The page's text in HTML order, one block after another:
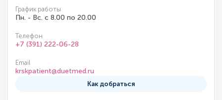
График работы
Пн. - Вс. с 8.00 по 20.00
Телефон
+7 (391) 222-06-28
Email
krskpatient@duetmed.ru
Как добраться